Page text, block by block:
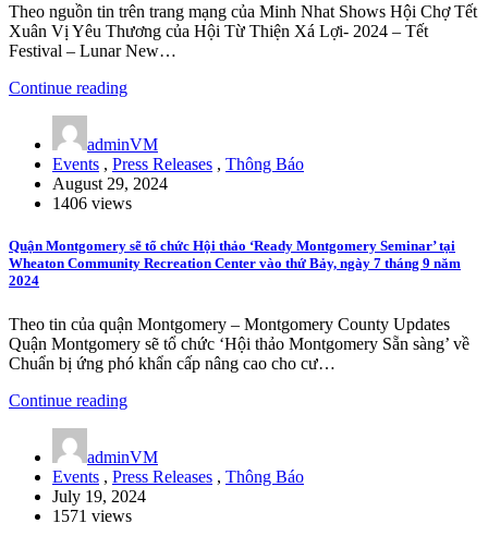
Theo nguồn tin trên trang mạng của Minh Nhat Shows Hội Chợ Tết
Xuân Vị Yêu Thương của Hội Từ Thiện Xá Lợi- 2024 – Tết
Festival – Lunar New…
Continue reading
adminVM
Events , Press Releases , Thông Báo
August 29, 2024
1406 views
Quận Montgomery sẽ tổ chức Hội thảo ‘Ready Montgomery Seminar’ tại
Wheaton Community Recreation Center vào thứ Bảy, ngày 7 tháng 9 năm
2024
Theo tin của quận Montgomery – Montgomery County Updates
Quận Montgomery sẽ tổ chức ‘Hội thảo Montgomery Sẵn sàng’ về
Chuẩn bị ứng phó khẩn cấp nâng cao cho cư…
Continue reading
adminVM
Events , Press Releases , Thông Báo
July 19, 2024
1571 views